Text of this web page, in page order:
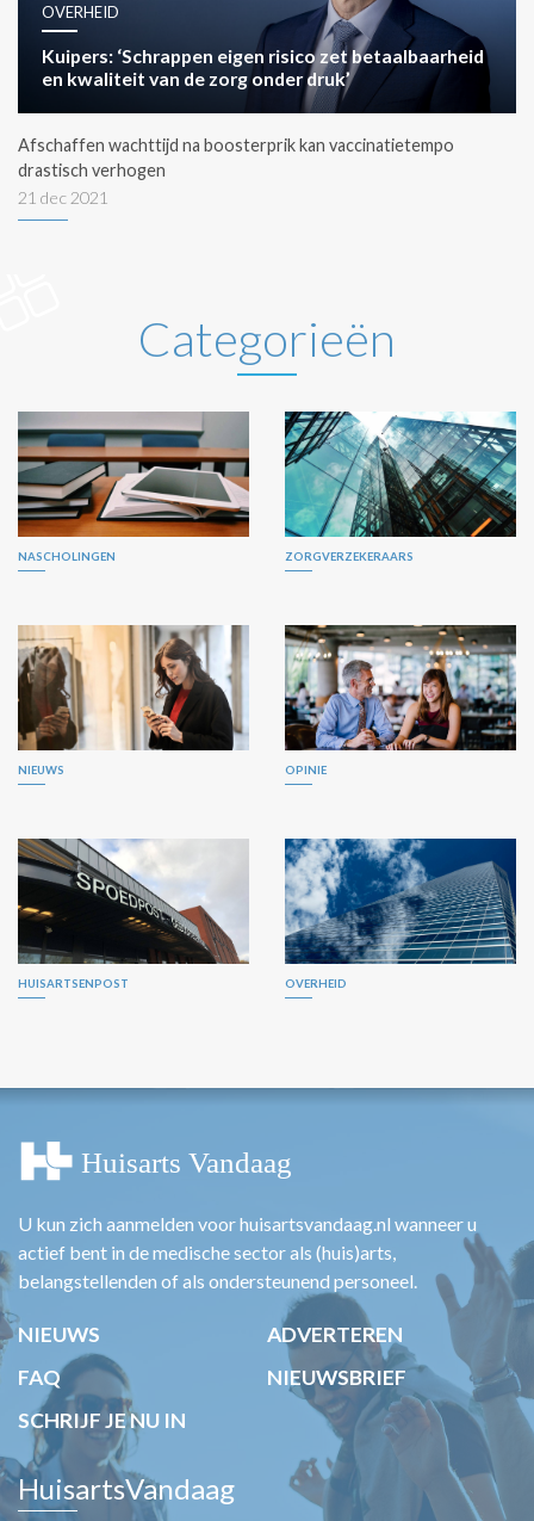
OVERHEID
Kuipers: ‘Schrappen eigen risico zet betaalbaarheid
en kwaliteit van de zorg onder druk’
Afschaffen wachttijd na boosterprik kan vaccinatietempo
drastisch verhogen
21 dec 2021
Categorieën
NASCHOLINGEN ZORGVERZEKERAARS
NIEUWS OPINIE
HUISARTSENPOST OVERHEID
U kun zich aanmelden voor huisartsvandaag.nl wanneer u
actief bent in de medische sector als (huis)arts,
belangstellenden of als ondersteunend personeel.
NIEUWS
ADVERTEREN
FAQ
NIEUWSBRIEF
SCHRIJF JE NU IN
HuisartsVandaag